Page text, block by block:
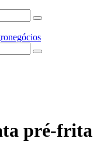
Search
Search
pré-frita